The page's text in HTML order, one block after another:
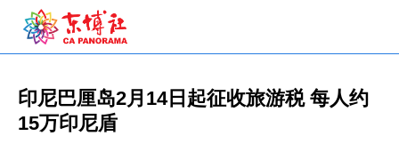
印尼巴厘岛2月14日起征收旅游税 每人约
15万印尼盾